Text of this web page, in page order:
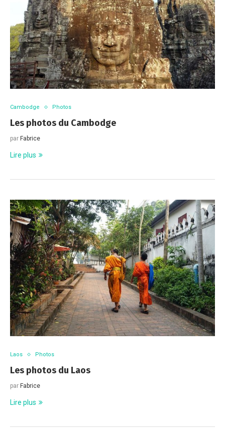
Cambodge Photos
Les photos du Cambodge
par Fabrice
Lire plus
Laos Photos
Les photos du Laos
par Fabrice
Lire plus